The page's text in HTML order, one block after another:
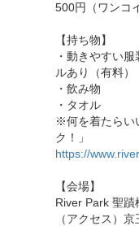
500円（ワンコ
【持ち物】
・動きやすい
ルあり（有料）
・飲み物
・タオル
※何を着たらい
ク！」
https://
【会場】
River Park 聖
（アクセス）